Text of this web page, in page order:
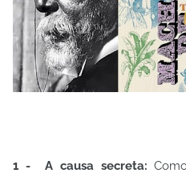
1 - A causa secreta: